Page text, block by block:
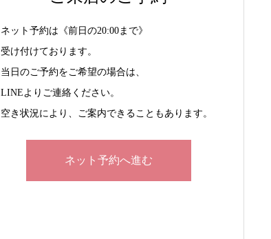
ネット予約は《前日の20:00まで》
受け付けております。
当日のご予約をご希望の場合は、
LINEよりご連絡ください。
空き状況により、ご案内できることもあります。
ネット予約へ進む